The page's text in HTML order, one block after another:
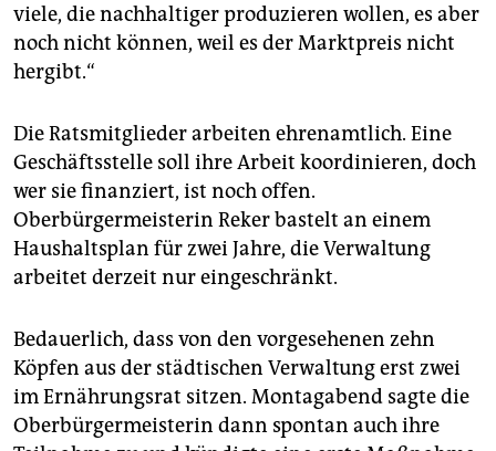
viele, die nachhaltiger produzieren wollen, es aber
noch nicht können, weil es der Marktpreis nicht
hergibt.“
Die Ratsmitglieder arbeiten ehrenamtlich. Eine
Geschäftsstelle soll ihre Arbeit koordinieren, doch
wer sie finanziert, ist noch offen.
Oberbürgermeisterin Reker bastelt an einem
Haushaltsplan für zwei Jahre, die Verwaltung
arbeitet derzeit nur eingeschränkt.
Bedauerlich, dass von den vorgesehenen zehn
Köpfen aus der städtischen Verwaltung erst zwei
im Ernährungsrat sitzen. Montagabend sagte die
Oberbürgermeisterin dann spontan auch ihre